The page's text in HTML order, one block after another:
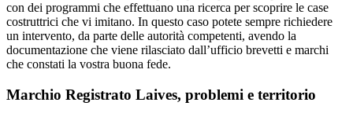
con dei programmi che effettuano una ricerca per scoprire le case
costruttrici che vi imitano. In questo caso potete sempre richiedere
un intervento, da parte delle autorità competenti, avendo la
documentazione che viene rilasciato dall’ufficio brevetti e marchi
che constati la vostra buona fede.
Marchio Registrato Laives, problemi e territorio